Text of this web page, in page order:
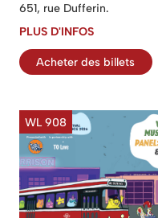
651, rue Dufferin.
PLUS D'INFOS
Acheter des billets
WL 908